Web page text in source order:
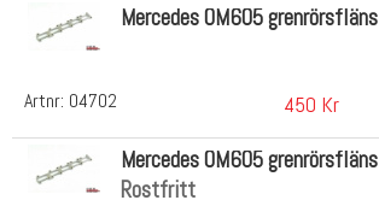
Artnr: 04702
Mercedes OM605 grenrörsfläns
450 Kr
Mercedes OM605 grenrörsfläns
Rostfritt